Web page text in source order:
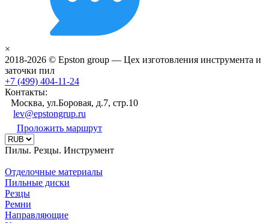
×
2018-2026 © Epston group — Цех изготовления инструмента и
заточки пил
+7 (499) 404-11-24
Контакты:
Москва, ул.Боровая, д.7, стр.10
lev@epstongrup.ru
Проложить маршрут
Пилы. Резцы. Инструмент
Отделочные материалы
Пильные диски
Резцы
Ремни
Направляющие